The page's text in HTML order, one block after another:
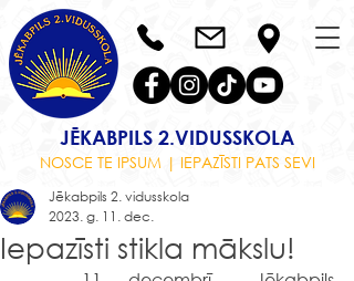
JĒKABPILS 2.VIDUSSKOLA
NOSCE TE IPSUM | IEPAZĪSTI PATS SEVI
Iepazīsti stikla mākslu!
Jēkabpils 2. vidusskola
2023. g. 11. dec.